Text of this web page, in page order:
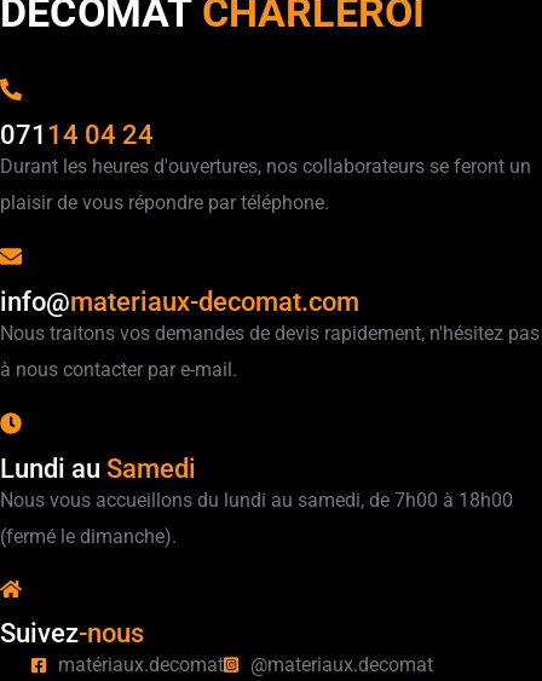
DECOMAT CHARLEROI
071 14 04 24
Durant les heures d'ouvertures, nos collaborateurs se feront un
plaisir de vous répondre par téléphone.
info@materiaux-decomat.com
Nous traitons vos demandes de devis rapidement, n'hésitez pas
à nous contacter par e-mail.
Lundi au Samedi
Nous vous accueillons du lundi au samedi, de 7h00 à 18h00
(fermé le dimanche).
Suivez-nous
matériaux.decomat @materiaux.decomat